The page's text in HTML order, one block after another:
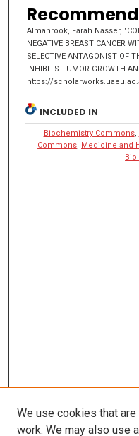
Almahrook, Farah Nasser,
NEGATIVE BREAST CANCER
SELECTIVE ANTAGONIST OF
INHIBITS TUMOR GROWTH
https://
INCLUDED IN
Biochemistry Commons,
Commons Medicine and
We use cookies that
work. We may also use